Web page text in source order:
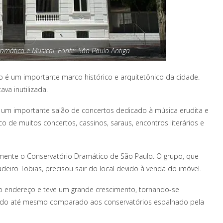
e Musical. Fonte: São Paulo Antiga
é um importante marco histórico e arquitetônico da cidade.
inutilizada.
importante salão de concertos dedicado à música erudita e
de muitos concertos, cassinos, saraus, encontros literários e
o Conservatório Dramático de São Paulo. O grupo, que
Tobias, precisou sair do local devido à venda do imóvel.
e teve um grande crescimento, tornando-se
até mesmo comparado aos conservatórios espalhado pela